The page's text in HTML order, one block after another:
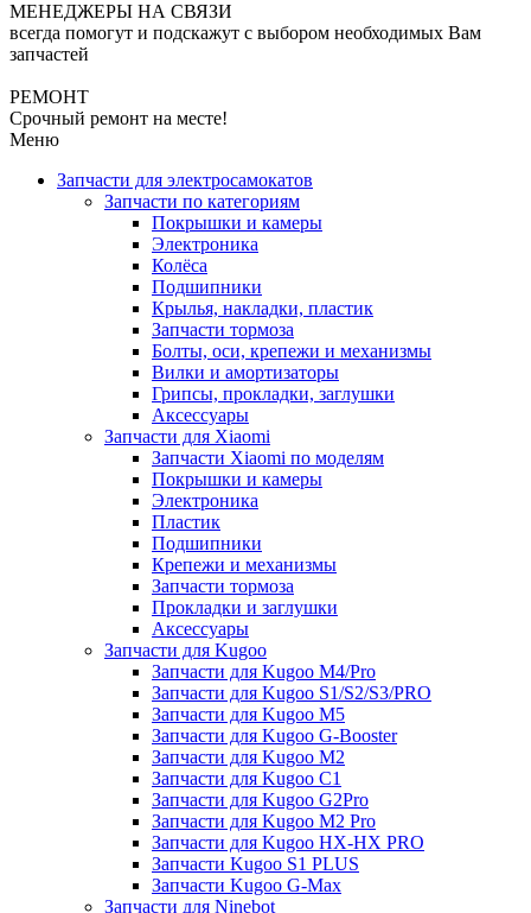
МЕНЕДЖЕРЫ НА СВЯЗИ
всегда помогут и подскажут с выбором необходимых Вам
запчастей
РЕМОНТ
Срочный ремонт на месте!
Меню
Запчасти для электросамокатов
Запчасти по категориям
Покрышки и камеры
Электроника
Колёса
Подшипники
Крылья, накладки, пластик
Запчасти тормоза
Болты, оси, крепежи и механизмы
Вилки и амортизаторы
Грипсы, прокладки, заглушки
Аксессуары
Запчасти для Xiaomi
Запчасти Xiaomi по моделям
Покрышки и камеры
Электроника
Пластик
Подшипники
Крепежи и механизмы
Запчасти тормоза
Прокладки и заглушки
Аксессуары
Запчасти для Kugoo
Запчасти для Kugoo M4/Pro
Запчасти для Kugoo S1/S2/S3/PRO
Запчасти для Kugoo M5
Запчасти для Kugoo G-Booster
Запчасти для Kugoo M2
Запчасти для Kugoo C1
Запчасти для Kugoo G2Pro
Запчасти для Kugoo M2 Pro
Запчасти для Kugoo HX-HX PRO
Запчасти Kugoo S1 PLUS
Запчасти Kugoo G-Max
Запчасти для Ninebot